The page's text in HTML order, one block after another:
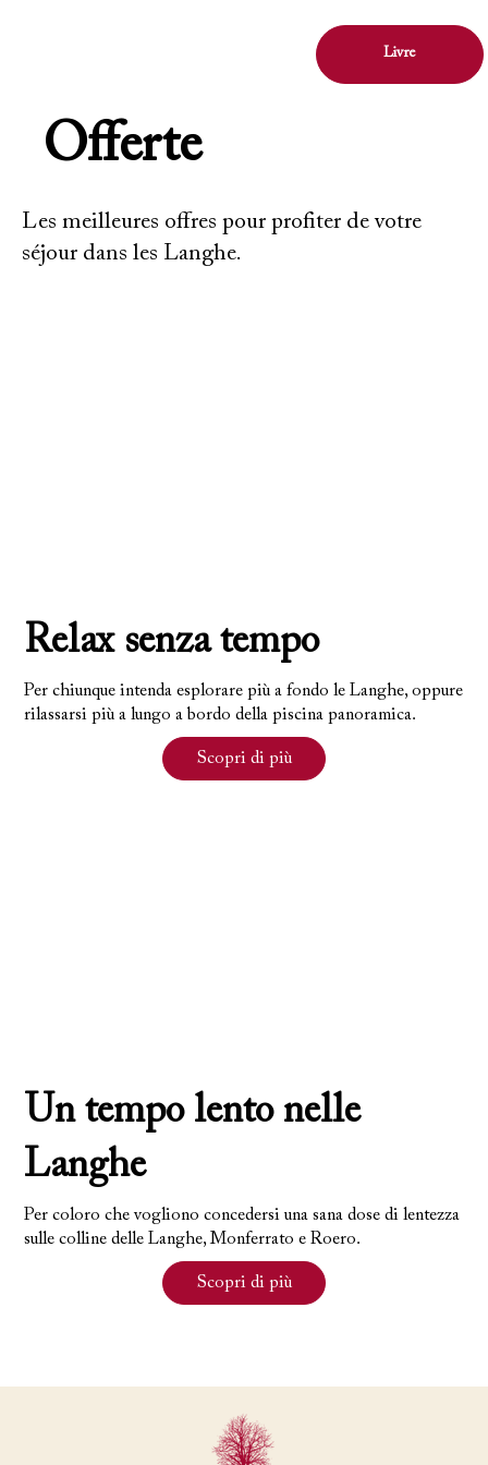
Livre
Offerte
Les meilleures offres pour profiter de votre
séjour dans les Langhe.
Relax senza tempo
Per chiunque intenda esplorare più a fondo le Langhe, oppure
rilassarsi più a lungo a bordo della piscina panoramica.
Scopri di più
Un tempo lento nelle
Langhe
Per coloro che vogliono concedersi una sana dose di lentezza
sulle colline delle Langhe, Monferrato e Roero.
Scopri di più